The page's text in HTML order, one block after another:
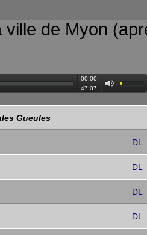
ville de Myon
00:00
47:07
Gueules
DL
DL
DL
DL
un cookie
l'utilisation de ces cookies. Sous
avez tout à fait le droit de désactiver
paramètres de votre navigateur.